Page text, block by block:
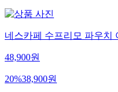
네스카페 수프리모 파우치
48,900원
20%38,900원